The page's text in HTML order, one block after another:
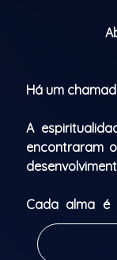
Há um
A
encontraram
Cada alma é
Sabes que
encontraste o